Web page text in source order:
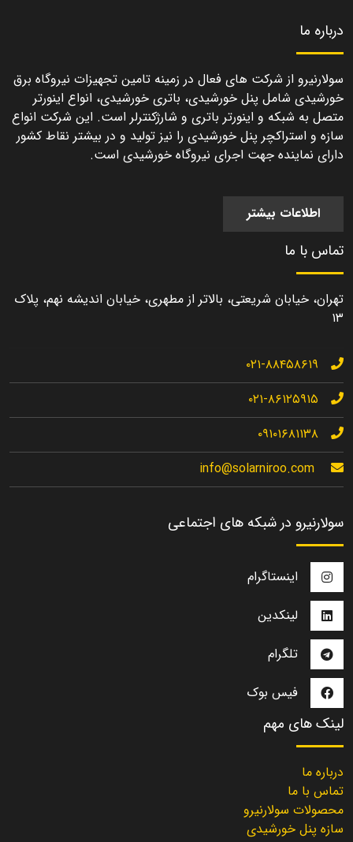
درباره ما
سولارنیرو از شرکت های فعال در زمینه تامین تجهیزات نیروگاه برق
خورشیدی شامل پنل خورشیدی، باتری خورشیدی، انواع اینورتر
متصل به شبکه و اینورتر باتری و شارژکنترلر است. این شرکت انواع
سازه و استراکچر پنل خورشیدی را نیز تولید و در بیشتر نقاط کشور
دارای نماینده جهت اجرای نیروگاه خورشیدی است.
اطلاعات بیشتر
تماس با ما
تهران، خیابان شریعتی، بالاتر از مطهری، خیابان اندیشه نهم، پلاک
۱۳
۰۲۱-۸۸۴۵۸۶۱۹
۰۲۱-۸۶۱۲۵۹۱۵
۰۹۱۰۱۶۸۱۱۳۸
info@solarniroo.com
سولارنیرو در شبکه های اجتماعی
اینستاگرام
لینکدین
تلگرام
فیس بوک
لینک های مهم
درباره ما
تماس با ما
محصولات سولارنیرو
سازه پنل خورشیدی